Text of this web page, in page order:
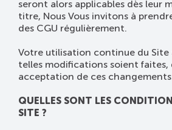
seront alors applicables dès leur
titre, Nous Vous invitons à
des CGU régulièrement.
Votre utilisation continue du Site
telles modifications soient
acceptation de ces changements.
QUELLES SONT LES
SITE ?